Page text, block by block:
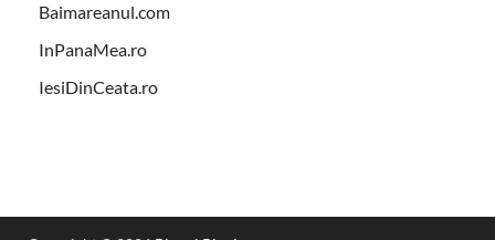
Baimareanul.com
InPanaMea.ro
IesiDinCeata.ro